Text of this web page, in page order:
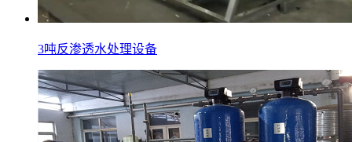
3吨反渗透水处理设备